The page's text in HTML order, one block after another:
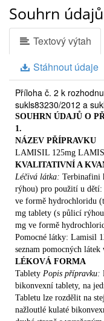
koncentrace v místě
plíseň zničena nebo
VĚNOVAT
Lamisil tablety Vám
všechny pokyny
obecných informací
Neužívejte Lamisil
Jestliže jste alergický/á
další složku přípravku
Lamisil.
Jestliže trpíte nebo
jater.Jestliže máte
Pokud se Vás cokoli z
dříve, než začnete
můžete být
Zvláštní
zapotřebí
Jestliže užíváte
dalšími léčivými
se Vás cokoli z
dříve, než začnete
Jestliže se u Vás
přetrvávající
bolest žaludku,
zežloutnutí kůže
Souhrn
Textový výtah
Stáhnout údaje
Příloha č. 2 k
sukls83230/2012 a
SOUHRN ÚDAJŮ O
1.
NÁZEV PŘÍPRAVKU
LAMISIL 125mg
KVALITATIVNÍ A
Léčivá látka: Terbinafini
rýhou) pro použití u dětí:
ve formě hydrochloridu
mg tablety (s půlicí
mg ve formě
Pomocné látky: Lamisil
seznam pomocných látek
LÉKOVÁ FORMA
Tablety Popis přípravku:
bikonvexní tablety, na
Tabletu lze rozdělit na
nažloutlé kulaté